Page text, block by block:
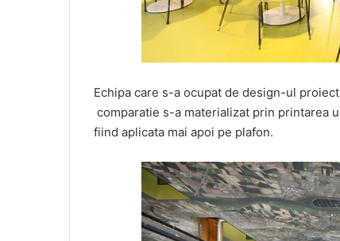
Echipa care s-a ocupat de design-ul
comparatie s-a materializat prin printarea
fiind aplicata mai apoi pe plafon.